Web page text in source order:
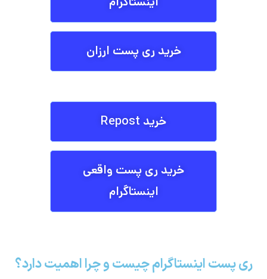
خرید ری پست ارزان
خرید Repost
خرید ری پست واقعی
اینستاگرام
ری پست اینستاگرام چیست و چرا اهمیت دارد؟